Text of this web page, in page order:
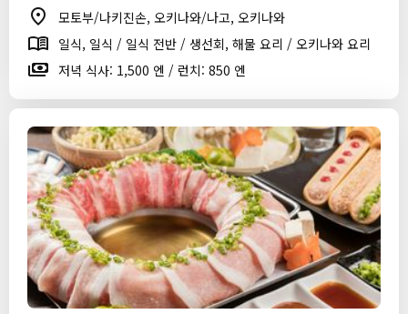
모토부/나키진손, 오키나와/나고, 오키나와
일식, 일식 / 일식 전반 / 생선회, 해물 요리 / 오키나와 요리
저녁 식사: 1,500 엔 / 런치: 850 엔